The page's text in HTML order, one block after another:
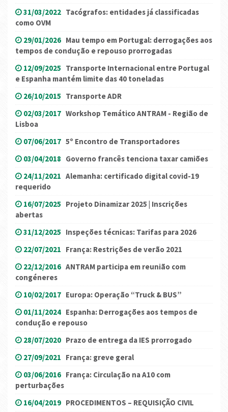
31/03/2022 Tacógrafos: entidades já classificadas
como OVM
29/01/2026 Mau tempo em Portugal: derrogações aos
tempos de condução e repouso prorrogadas
12/09/2025 Transporte Internacional entre Portugal
e Espanha mantém limite das 40 toneladas
26/10/2015 Transporte ADR
02/03/2017 Workshop Temático ANTRAM - Região de
Lisboa
07/06/2017 5º Encontro de Transportadores
03/04/2018 Governo francês tenciona taxar camiões
24/11/2021 Alemanha: certificado digital covid-19
requerido
16/07/2025 Projeto Dinamizar 2025 | Inscrições
abertas
31/12/2025 Inspeções técnicas: Tarifas para 2026
22/07/2021 França: Restrições de verão 2021
22/12/2016 ANTRAM participa em reunião com
congéneres
10/02/2017 Europa: Operação “Truck & BUS”
01/11/2024 Espanha: Derrogações aos tempos de
condução e repouso
28/07/2020 Prazo de entrega da IES prorrogado
27/09/2021 França: greve geral
03/06/2016 França: Circulação na A10 com
perturbações
16/04/2019 PROCEDIMENTOS – REQUISIÇÃO CIVIL